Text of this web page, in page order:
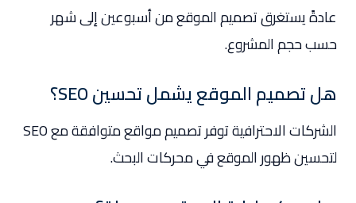
عادةً يستغرق تصميم الموقع من أسبوعين إلى شهر
حسب حجم المشروع.
هل تصميم الموقع يشمل تحسين SEO؟
الشركات الاحترافية توفر تصميم مواقع متوافقة مع SEO
لتحسين ظهور الموقع في محركات البحث.